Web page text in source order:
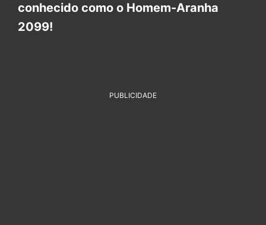
conhecido como o Homem-Aranha
2099!
PUBLICIDADE